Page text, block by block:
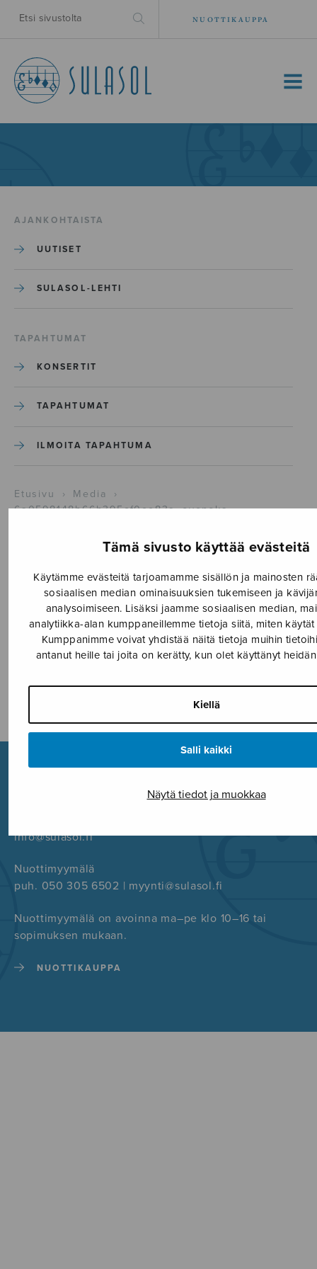
Tämä sivusto käyttää evästeitä
Käytämme evästeitä tarjoamamme sisällön ja mainosten
sosiaalisen median ominaisuuksien tukemiseen ja
analysoimiseen. Lisäksi jaamme sosiaalisen median,
analytiikka-alan kumppaneillemme tietoja siitä, miten
Kumppanimme voivat yhdistää näitä tietoja muihin
antanut heille tai joita on kerätty, kun olet käyttänyt
Kiellä
Salli kaikki
Näytä tiedot ja muokkaa
NUOTTIKAUPPA
MENU
AJANKOHTAISTA
UUTISET
SULASOL-LEHTI
TAPAHTUMAT
KONSERTIT
TAPAHTUMAT
ILMOITA TAPAHTUMA
Etusivu › Media
›
6a0598148b66b395cf0ce83a_svenska
2.6.2026
info@sulasol.fi
Nuottimyymälä
puh. 050 305 6502 | myynti@sulasol.fi
Nuottimyymälä on avoinna ma–pe klo 10–16 tai
sopimuksen mukaan.
NUOTTIKAUPPA